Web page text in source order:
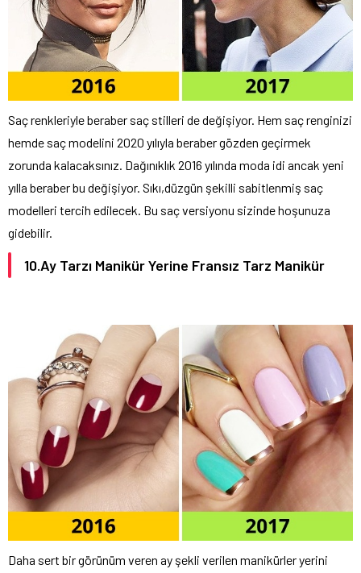
Saç renkleriyle beraber saç stilleri de değişiyor. Hem saç renginizi
hemde saç modelini 2020 yılıyla beraber gözden geçirmek
zorunda kalacaksınız. Dağınıklık 2016 yılında moda idi ancak yeni
yılla beraber bu değişiyor. Sıkı,düzgün şekilli sabitlenmiş saç
modelleri tercih edilecek. Bu saç versiyonu sizinde hoşunuza
gidebilir.
10.Ay Tarzı Manikür Yerine Fransız Tarz Manikür
Daha sert bir görünüm veren ay şekli verilen manikürler yerini